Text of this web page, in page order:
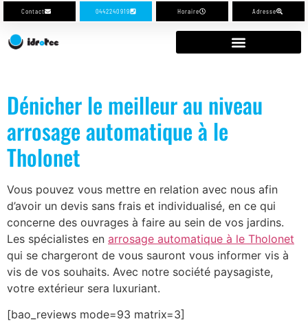
Contact 0442240919 Horaire Adresse
Dénicher le meilleur au niveau
arrosage automatique à le
Tholonet
Vous pouvez vous mettre en relation avec nous afin
d’avoir un devis sans frais et individualisé, en ce qui
concerne des ouvrages à faire au sein de vos jardins.
Les spécialistes en arrosage automatique à le Tholonet
qui se chargeront de vous sauront vous informer vis à
vis de vos souhaits. Avec notre société paysagiste,
votre extérieur sera luxuriant.
[bao_reviews mode=93 matrix=3]